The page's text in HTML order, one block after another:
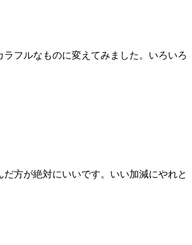
フルなものに変えてみました。いろいろ
方が絶対にいいです。いい加減にやれと